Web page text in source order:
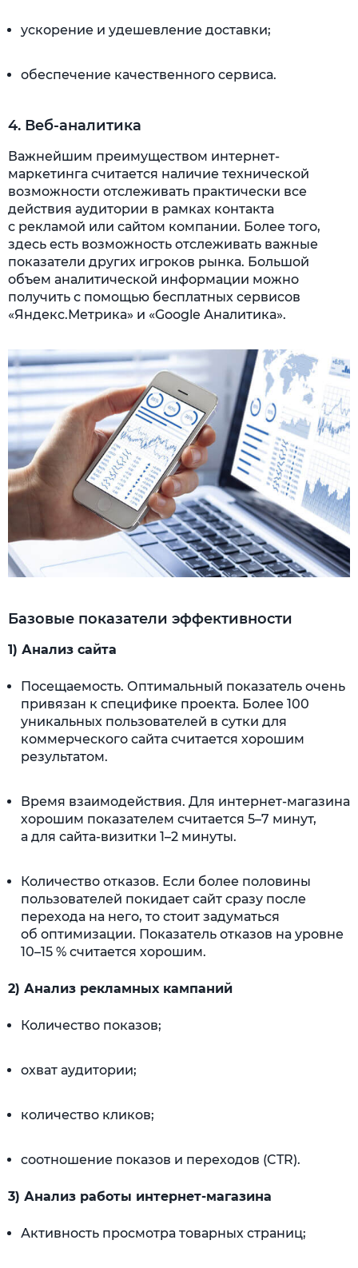
ускорение и удешевление доставки;
обеспечение качественного сервиса.
4. Веб-аналитика
Важнейшим преимуществом интернет-
маркетинга считается наличие технической
возможности отслеживать практически все
действия аудитории в рамках контакта
с рекламой или сайтом компании. Более того,
здесь есть возможность отслеживать важные
показатели других игроков рынка. Большой
объем аналитической информации можно
получить с помощью бесплатных сервисов
«Яндекс.Метрика» и «Google Аналитика».
Базовые показатели эффективности
1) Анализ сайта
Посещаемость. Оптимальный показатель очень
привязан к специфике проекта. Более 100
уникальных пользователей в сутки для
коммерческого сайта считается хорошим
результатом.
Время взаимодействия. Для интернет-магазина
хорошим показателем считается 5–7 минут,
а для сайта-визитки 1–2 минуты.
Количество отказов. Если более половины
пользователей покидает сайт сразу после
перехода на него, то стоит задуматься
об оптимизации. Показатель отказов на уровне
10–15 % считается хорошим.
2) Анализ рекламных кампаний
Количество показов;
охват аудитории;
количество кликов;
соотношение показов и переходов (CTR).
3) Анализ работы интернет-магазина
Активность просмотра товарных страниц;